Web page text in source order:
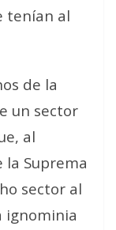
tenían al
de la
un sector
al
Suprema
sector al
ignominia